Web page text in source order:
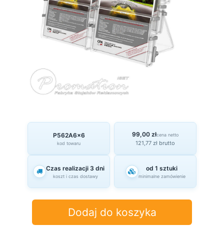
P562A6x6
kod towaru
99,00 złcena netto
121,77 zł brutto
Czas realizacji 3 dni
koszt i czas dostawy
od 1 sztuki
minimalne zamówienie
Dodaj do koszyka